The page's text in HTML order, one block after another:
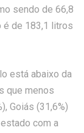
sendo de 66,8
é de 183,1 litros
está abaixo da
que menos
Goiás (31,6%)
com a